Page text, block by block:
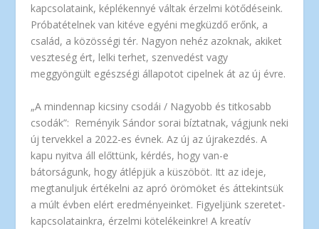
kapcsolataink, képlékennyé váltak érzelmi kötődéseink.
Próbatételnek van kitéve egyéni megküzdő erőnk, a
család, a közösségi tér. Nagyon nehéz azoknak, akiket
veszteség ért, lelki terhet, szenvedést vagy
meggyöngült egészségi állapotot cipelnek át az új évre.
„A mindennap kicsiny csodái / Nagyobb és titkosabb
csodák”: Reményik Sándor sorai bíztatnak, vágjunk neki
új tervekkel a 2022-es évnek. Az új az újrakezdés. A
kapu nyitva áll előttünk, kérdés, hogy van-e
bátorságunk, hogy átlépjük a küszöböt. Itt az ideje,
megtanuljuk értékelni az apró örömöket és áttekintsük
a múlt évben elért eredményeinket. Figyeljünk szeretet-
kapcsolatainkra, érzelmi kötelékeinkre! A kreatív